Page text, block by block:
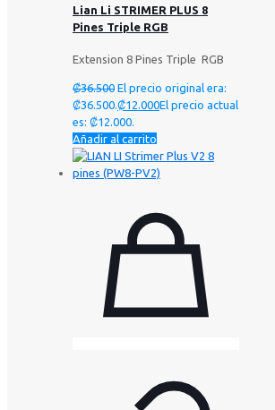
Lian Li STRIMER PLUS 8
Pines Triple RGB
Extension 8 Pines Triple RGB
₡36.500 El precio original era:
₡36.500.₡12.000El precio actual
es: ₡12.000.
Añadir al carrito